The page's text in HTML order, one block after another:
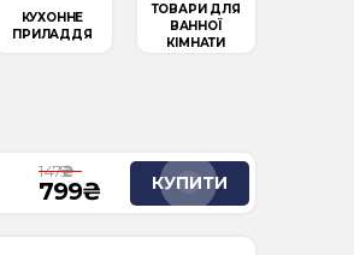
КУХОННЕ
ПРИЛАДДЯ
ТОВАРИ ДЛЯ
ВАННОЇ
КІМНАТИ
1 479
799 КУПИТИ